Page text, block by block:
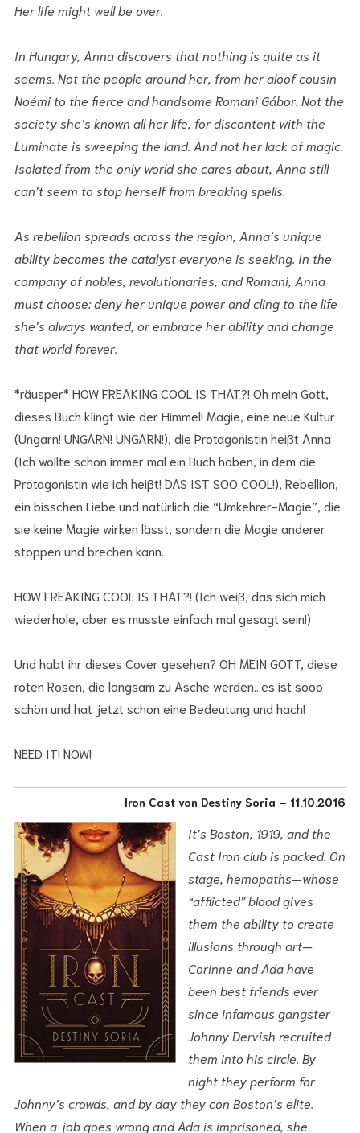
Her life might well be over.
In Hungary, Anna discovers that nothing is quite as it
seems. Not the people around her, from her aloof cousin
Noémi to the fierce and handsome Romani Gábor. Not the
society she’s known all her life, for discontent with the
Luminate is sweeping the land. And not her lack of magic.
Isolated from the only world she cares about, Anna still
can’t seem to stop herself from breaking spells.
As rebellion spreads across the region, Anna’s unique
ability becomes the catalyst everyone is seeking. In the
company of nobles, revolutionaries, and Romani, Anna
must choose: deny her unique power and cling to the life
she’s always wanted, or embrace her ability and change
that world forever.
*räusper* HOW FREAKING COOL IS THAT?! Oh mein Gott,
dieses Buch klingt wie der Himmel! Magie, eine neue Kultur
(Ungarn! UNGARN! UNGARN!), die Protagonistin heißt Anna
(Ich wollte schon immer mal ein Buch haben, in dem die
Protagonistin wie ich heißt! DAS IST SOO COOL!), Rebellion,
ein bisschen Liebe und natürlich die “Umkehrer-Magie”, die
sie keine Magie wirken lässt, sondern die Magie anderer
stoppen und brechen kann.
HOW FREAKING COOL IS THAT?! (Ich weiß, das sich mich
wiederhole, aber es musste einfach mal gesagt sein!)
Und habt ihr dieses Cover gesehen? OH MEIN GOTT, diese
roten Rosen, die langsam zu Asche werden…es ist sooo
schön und hat jetzt schon eine Bedeutung und hach!
NEED IT! NOW!
Iron Cast von Destiny Soria – 11.10.2016
It’s Boston, 1919, and the
Cast Iron club is packed. On
stage, hemopaths—whose
“afflicted” blood gives
them the ability to create
illusions through art—
Corinne and Ada have
been best friends ever
since infamous gangster
Johnny Dervish recruited
them into his circle. By
night they perform for
Johnny’s crowds, and by day they con Boston’s elite.
When a job goes wrong and Ada is imprisoned, she